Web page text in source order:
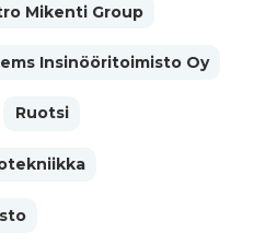
Mikenti Group
Insinööritoimisto Oy
Ruotsi